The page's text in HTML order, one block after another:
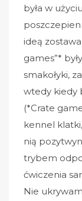
była w
ideą
games”*
smakołyki,
wtedy kiedy
(*Crate
kennel
nią
trybem
ćwiczenia
Nie